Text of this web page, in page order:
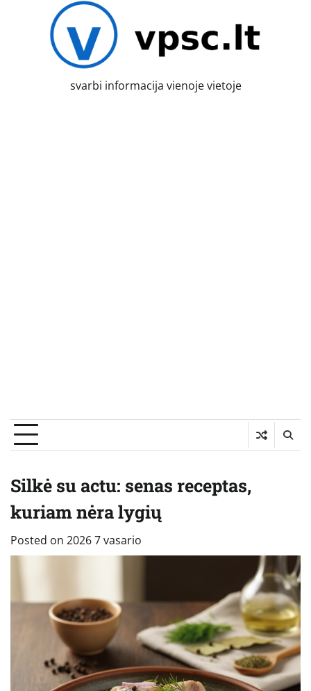
svarbi informacija vienoje vietoje
Silkė su actu: senas receptas,
kuriam nėra lygių
Posted on 2026 7 vasario